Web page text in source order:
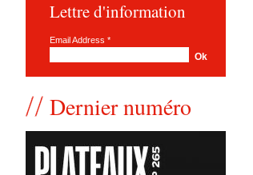
Lettre d'information
Email Address *
Dernier numéro